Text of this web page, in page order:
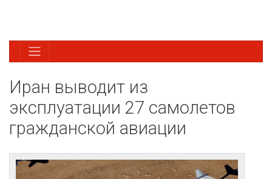
Иран выводит из
эксплуатации 27 самолетов
гражданской авиации